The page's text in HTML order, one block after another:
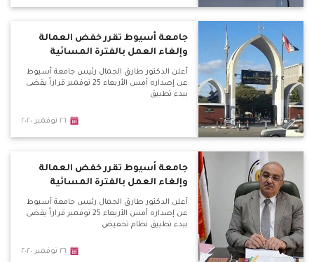
جامعة أسيوط تقرر خفض العمالة
وإلغاء العمل بالفترة المسائية
أعلن الدكتور طارق الجمال رئيس جامعة أسيوط
عن إصداره أمس الأربعاء 25 نوفمبر قراراً يقضى
ببدء تطبيق
٢٦ نوفمبر ٢٠٢٠
جامعة أسيوط تقرر خفض العمالة
وإلغاء العمل بالفترة المسائية
أعلن الدكتور طارق الجمال رئيس جامعة أسيوط
عن إصداره أمس الأربعاء 25 نوفمبر قراراً يقضى
ببدء تطبيق نظام تخفيض
٢٦ نوفمبر ٢٠٢٠